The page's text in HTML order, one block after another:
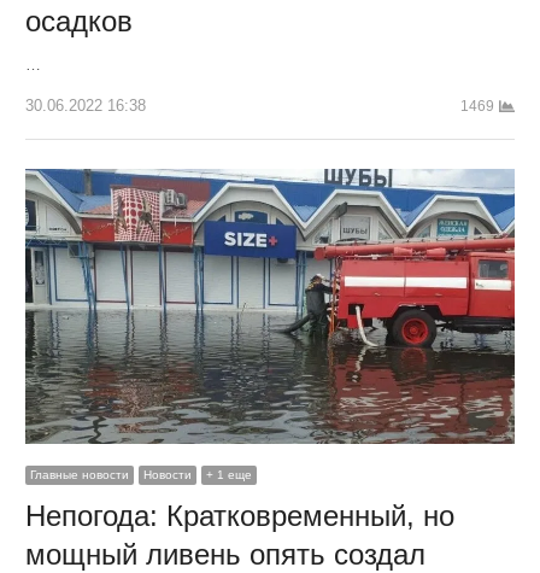
осадков
30.06.2022 16:38 1469
Главные новости Новости + 1 еще
Непогода: Кратковременный, но
мощный ливень опять создал